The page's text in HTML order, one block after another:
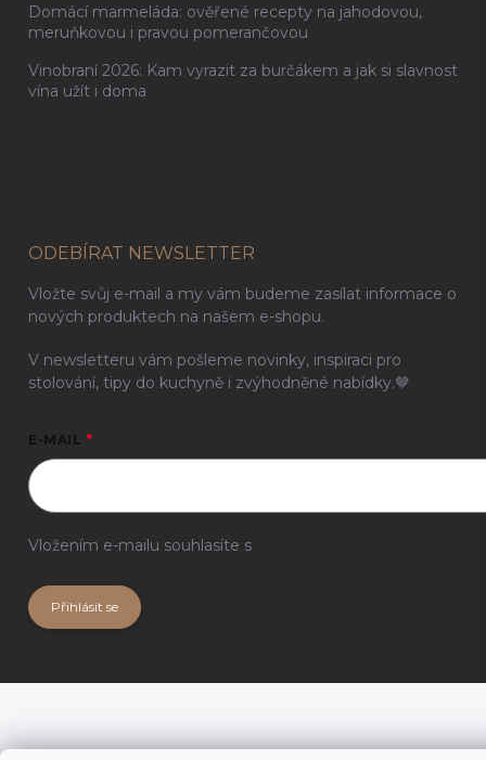
Domácí marmeláda: ověřené recepty na jahodovou,
meruňkovou i pravou pomerančovou
Vinobraní 2026: Kam vyrazit za burčákem a jak si slavnost
vína užít i doma
ODEBÍRAT NEWSLETTER
Vložte svůj e-mail a my vám budeme zasílat informace o
nových produktech na našem e-shopu.
V newsletteru vám pošleme novinky, inspiraci pro
stolování, tipy do kuchyně i zvýhodněné nabídky.🤎
E-MAIL
Vložením e-mailu souhlasíte s
Přihlásit se